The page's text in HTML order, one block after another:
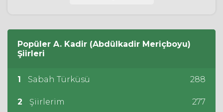
Popüler A. Kadir (Abdülkadir Meriçboyu)
Şiirleri
1 Sabah Türküsü 288
2 Şiirlerim 277